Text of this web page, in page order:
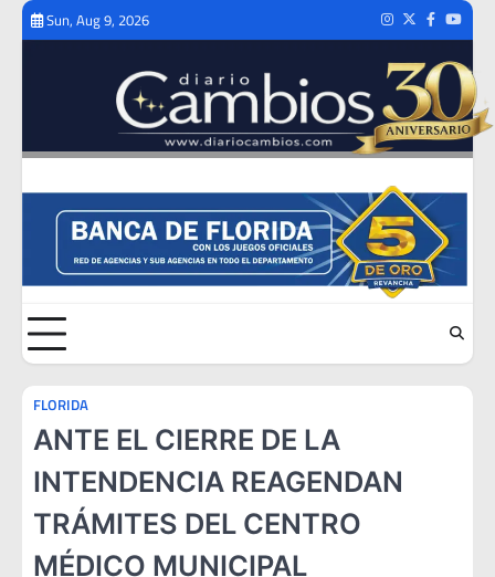
Skip
Sun, Aug 9, 2026 Instagram
TwitterFacebook
FLORIDA
ANTE EL CIERRE DE LA
INTENDENCIA REAGENDAN
TRÁMITES DEL CENTRO
MÉDICO MUNICIPAL